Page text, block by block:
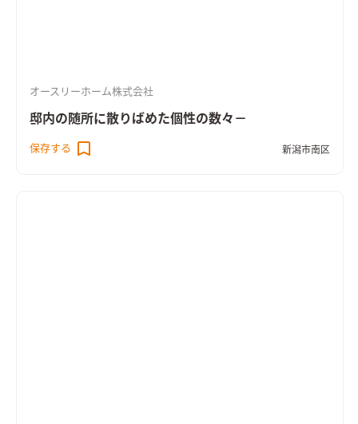
オースリーホーム株式会社
邸内の随所に散りばめた個性の数々－
保存する 新潟市南区